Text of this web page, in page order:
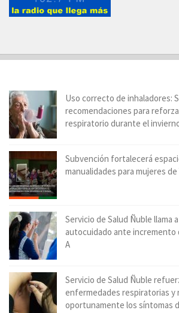
Uso correcto de inhaladores:
recomendaciones para
respiratorio durante el
Subvención fortalecerá
manualidades para mujeres de
Servicio de Salud Ñuble llama
autocuidado ante incremento
A
Servicio de Salud Ñuble
enfermedades respiratorias y
oportunamente los síntomas